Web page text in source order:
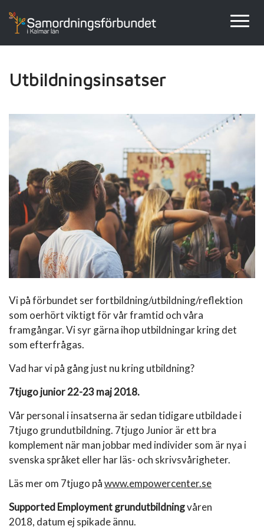
Utbildningsinsatser
Vi på förbundet ser fortbildning/utbildning/reflektion
som oerhört viktigt för vår framtid och våra
framgångar. Vi syr gärna ihop utbildningar kring det
som efterfrågas.
Vad har vi på gång just nu kring utbildning?
7tjugo junior 22-23 maj 2018.
Vår personal i insatserna är sedan tidigare utbildade i
7tjugo grundutbildning. 7tjugo Junior är ett bra
komplement när man jobbar med individer som är nya i
svenska språket eller har läs- och skrivsvårigheter.
Läs mer om 7tjugo påwww.empowercenter.se
Supported Employment grundutbildningvåren
2018, datum ej spikade ännu.